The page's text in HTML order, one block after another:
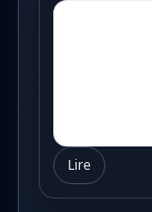
Lire